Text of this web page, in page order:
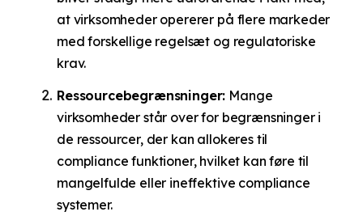
at virksomheder opererer på flere markeder
med forskellige regelsæt og regulatoriske
krav.
Ressourcebegrænsninger: Mange
virksomheder står over for begrænsninger i
de ressourcer, der kan allokeres til
compliance funktioner, hvilket kan føre til
mangelfulde eller ineffektive compliance
systemer.